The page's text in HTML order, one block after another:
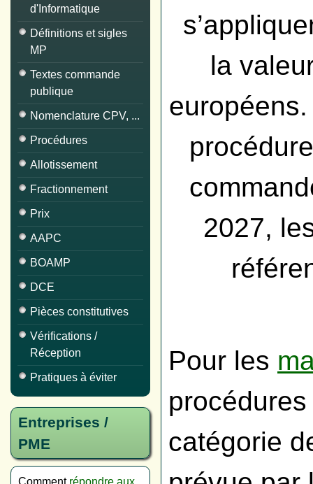
d'Informatique
Définitions et sigles
MP
Textes commande
publique
Nomenclature CPV, ...
Procédures
Allotissement
Fractionnement
Prix
AAPC
BOAMP
DCE
Pièces constitutives
Vérifications /
Réception
Pratiques à éviter
Entreprises /
PME
Comment répondre aux
la
2027,
Pour les
catégorie